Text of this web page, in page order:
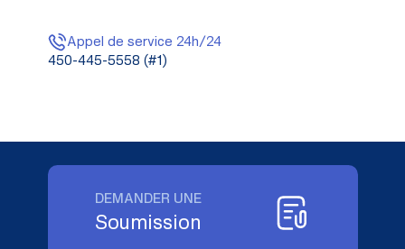
Appel de service 24h/24
450-445-5558 (#1)
DEMANDER UNE
Soumission